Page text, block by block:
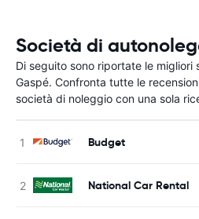
Società di
Di seguito sono riportate le migliori
Gaspé. Confronta tutte le
società di noleggio con una sola
Budget
National Car Rental